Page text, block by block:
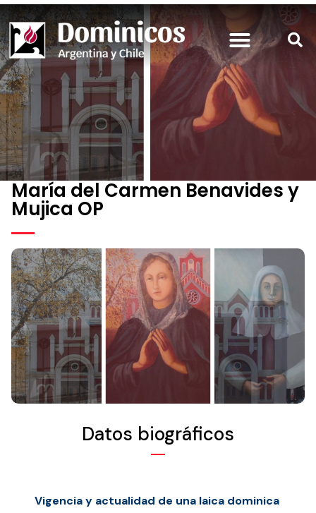
María del Carmen Benavides y
Mujica OP
Datos biográficos
Vigencia y actualidad de una laica dominica